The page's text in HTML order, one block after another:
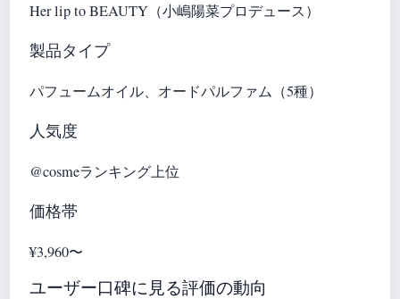
Her lip to BEAUTY（小嶋陽菜プロデュース）
製品タイプ
パフュームオイル、オードパルファム（5種）
人気度
@cosmeランキング上位
価格帯
¥3,960〜
ユーザー口碑に見る評価の動向